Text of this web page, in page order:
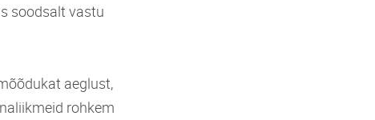
soodsalt vastu
aeglust,
rohkem